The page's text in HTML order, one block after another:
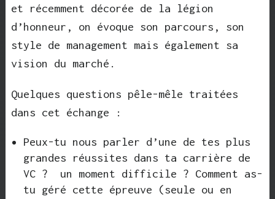
et récemment décorée de la légion
d’honneur, on évoque son parcours, son
style de management mais également sa
vision du marché.
Quelques questions pêle-mêle traitées
dans cet échange :
Peux-tu nous parler d’une de tes plus
grandes réussites dans ta carrière de
VC ? un moment difficile ? Comment as-
tu géré cette épreuve (seule ou en